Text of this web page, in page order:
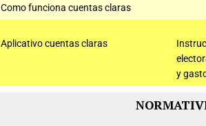
Como funciona cuentas claras
Aplicativo cuentas claras
y